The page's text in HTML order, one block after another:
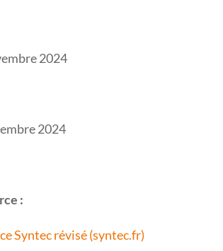
2024
2024
:
Syntec révisé (syntec.fr)